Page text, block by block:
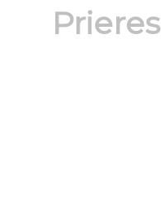
Prieres